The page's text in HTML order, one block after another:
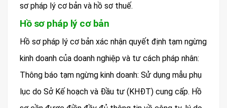
sơ pháp lý cơ bản và hồ sơ thuế.
Hồ sơ pháp lý cơ bản
Hồ sơ pháp lý cơ bản xác nhận quyết định tạm ngừng
kinh doanh của doanh nghiệp và tư cách pháp nhân:
Thông báo tạm ngừng kinh doanh: Sử dụng mẫu phụ
lục do Sở Kế hoạch và Đầu tư (KHĐT) cung cấp. Hồ